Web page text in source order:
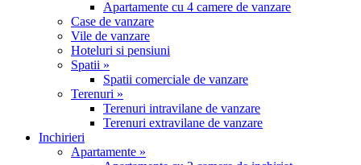
Apartamente cu 4 camere de vanzare
Case de vanzare
Vile de vanzare
Hoteluri si pensiuni
Spatii »
Spatii comerciale de vanzare
Terenuri »
Terenuri intravilane de vanzare
Terenuri extravilane de vanzare
Inchirieri
Apartamente »